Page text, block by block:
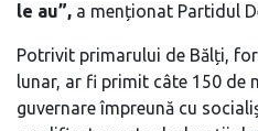
le au”, a menționat Partidul
Potrivit primarului de Bălți,
lunar, ar fi primit câte 150 de
guvernare împreună cu